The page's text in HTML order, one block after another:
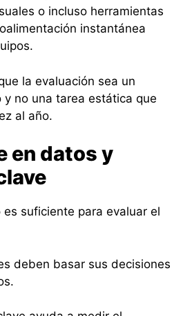
o incluso herramientas
instantánea
la evaluación sea un
y no una tarea estática que
al año.
en datos y
suficiente para evaluar el
deben basar sus decisiones